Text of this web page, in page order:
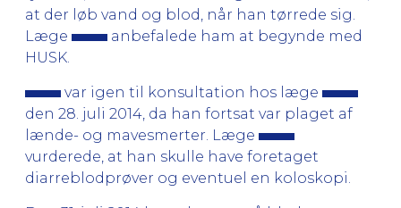
at der løb vand og blod, når han tørrede sig.
Læge
anbefalede ham at begynde med
HUSK.
var igen til konsultation hos læge
den 28. juli 2014, da han fortsat var plaget af
lænde- og mavesmerter. Læge
vurderede, at han skulle have foretaget
diarreblodprøver og eventuel en koloskopi.